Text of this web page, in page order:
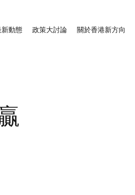
新動態 政策大討論 關於香港新方向